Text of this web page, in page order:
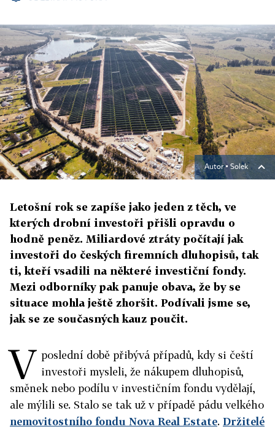
Autor ▪ Solek
Letošní rok se zapíše jako jeden z těch, ve
kterých drobní investoři přišli opravdu o
hodně peněz. Miliardové ztráty počítají jak
investoři do českých firemních dluhopisů, tak
ti, kteří vsadili na některé investiční fondy.
Mezi odborníky pak panuje obava, že by se
situace mohla ještě zhoršit. Podívali jsme se,
jak se ze současných kauz poučit.
V poslední době přibývá případů, kdy si čeští
investoři mysleli, že nákupem dluhopisů,
směnek nebo podílu v investičním fondu vydělají,
ale mýlili se. Stalo se tak už v případě pádu velkého
nemovitostního fondu Nova Real Estate. Držitelé